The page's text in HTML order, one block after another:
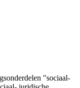
"sociaal-